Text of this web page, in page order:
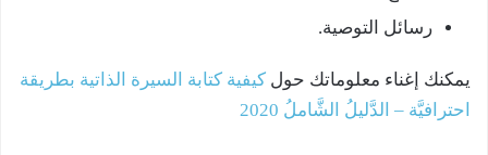
رسائل التوصية.
يمكنك إغناء معلوماتك حول كيفية كتابة السيرة الذاتية بطريقة
احترافيَّة – الدَّليلُ الشَّاملُ 2020